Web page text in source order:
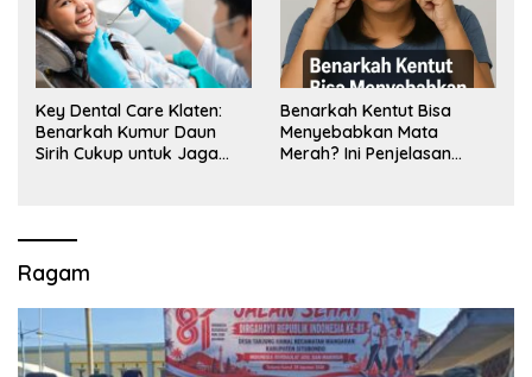
Key Dental Care Klaten:
Benarkah Kumur Daun
Sirih Cukup untuk Jaga
Benarkah Kentut Bisa
Menyebabkan Mata
Merah? Ini Penjelasan
Ragam